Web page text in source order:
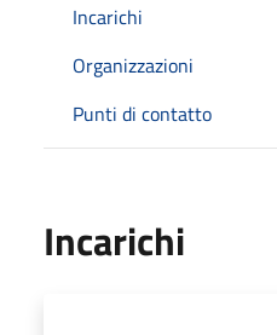
Incarichi
Organizzazioni
Punti di contatto
Incarichi